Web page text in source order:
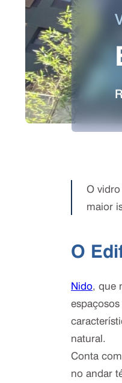
O
maior
O
Nido, que
natural.
Conta
no andar